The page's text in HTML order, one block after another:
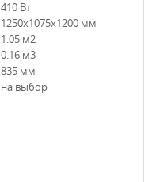
410 Вт
1250х1075х1200 мм
1.05 м2
0.16 м3
835 мм
на выбор